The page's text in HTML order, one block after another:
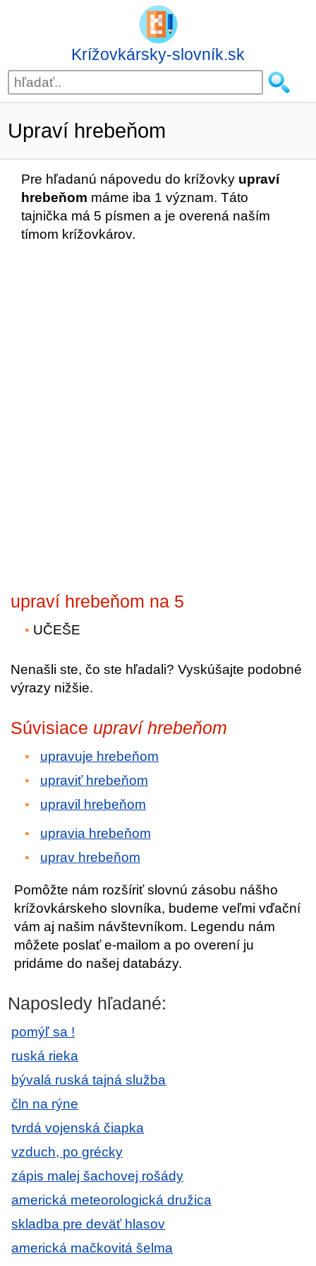
Krížovkársky-slovník.sk
Upraví hrebeňom
Pre hľadanú nápovedu do krížovky upraví
hrebeňom máme iba 1 význam. Táto
tajnička má 5 písmen a je overená naším
tímom krížovkárov.
upraví hrebeňom na 5
UČEŠE
Nenašli ste, čo ste hľadali? Vyskúšajte podobné
výrazy nižšie.
Súvisiace upraví hrebeňom
upravuje hrebeňom
upraviť hrebeňom
upravil hrebeňom
upravia hrebeňom
uprav hrebeňom
Pomôžte nám rozšíriť slovnú zásobu nášho
krížovkárskeho slovníka, budeme veľmi vďační
vám aj našim návštevníkom. Legendu nám
môžete poslať e-mailom a po overení ju
pridáme do našej databázy.
Naposledy hľadané:
pomýľ sa !
ruská rieka
bývalá ruská tajná služba
čln na rýne
tvrdá vojenská čiapka
vzduch, po grécky
zápis malej šachovej rošády
americká meteorologická družica
skladba pre deväť hlasov
americká mačkovitá šelma